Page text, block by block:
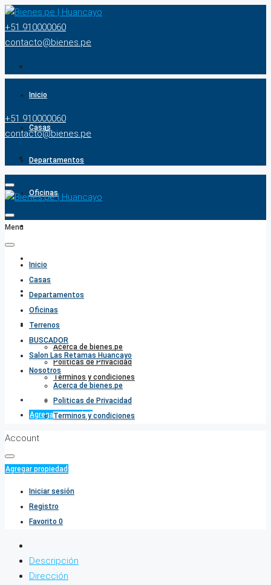
+51 910000060
contacto@bienes.pe
Inicio
Casas
Departamentos
Oficinas
Salon Las Retamas Huancayo
Nosotros
Acerca de bienes.pe
Politicas de Privacidad
Terminos y condiciones
Favorito0
Agregar propiedad
+51 910000060
contacto@bienes.pe
Menu
Inicio
Casas
Departamentos
Oficinas
Terrenos
BUSCADOR
Salon Las Retamas Huancayo
Nosotros
Acerca de bienes.pe
Politicas de Privacidad
Terminos y condiciones
Account
Agregar propiedad
Iniciar sesión
Registro
Favorito 0
Descripción
Dirección